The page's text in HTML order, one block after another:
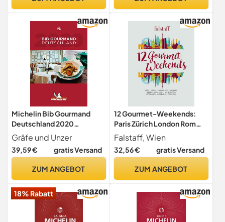
Michelin Bib Gourmand
Deutschland 2020
(MICHELIN Hotelführer)
Gräfe und Unzer
39,59 € gratis Versand
ZUM ANGEBOT
12 Gourmet-Weekends:
Paris Zürich London Rom
Hamburg Venedig Wien
Lyon San Sebastian
Kopenhagen Barcelona
Falstaff, Wien
32,56 € gratis Versand
ZUM ANGEBOT
18% Rabatt